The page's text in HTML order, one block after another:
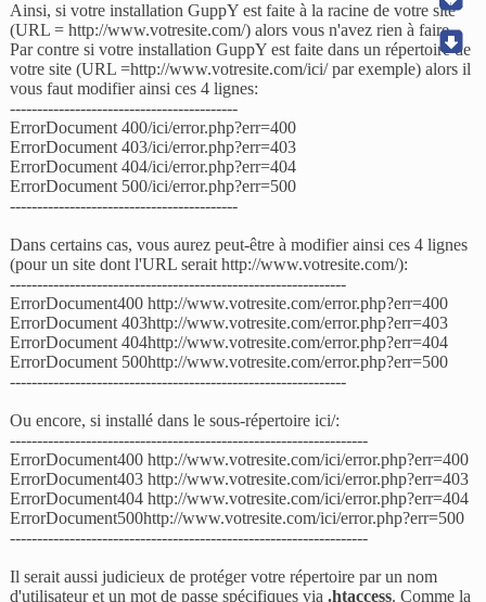
Ainsi, si votre installation GuppY est faite à la racine de votre site
(URL = http://www.votresite.com/) alors vous n'avez rien à faire.
Par contre si votre installation GuppY est faite dans un répertoire de
votre site (URL =http://www.votresite.com/ici/ par exemple) alors il
vous faut modifier ainsi ces 4 lignes:
------------------------------------------
ErrorDocument 400/ici/error.php?err=400
ErrorDocument 403/ici/error.php?err=403
ErrorDocument 404/ici/error.php?err=404
ErrorDocument 500/ici/error.php?err=500
------------------------------------------
Dans certains cas, vous aurez peut-être à modifier ainsi ces 4 lignes
(pour un site dont l'URL serait http://www.votresite.com/):
--------------------------------------------------------------
ErrorDocument400 http://www.votresite.com/error.php?err=400
ErrorDocument 403http://www.votresite.com/error.php?err=403
ErrorDocument 404http://www.votresite.com/error.php?err=404
ErrorDocument 500http://www.votresite.com/error.php?err=500
--------------------------------------------------------------
Ou encore, si installé dans le sous-répertoire ici/:
------------------------------------------------------------------
ErrorDocument400 http://www.votresite.com/ici/error.php?err=400
ErrorDocument403 http://www.votresite.com/ici/error.php?err=403
ErrorDocument404 http://www.votresite.com/ici/error.php?err=404
ErrorDocument500http://www.votresite.com/ici/error.php?err=500
------------------------------------------------------------------
Il serait aussi judicieux de protéger votre répertoire par un nom
d'utilisateur et un mot de passe spécifiques via.htaccess. Comme la